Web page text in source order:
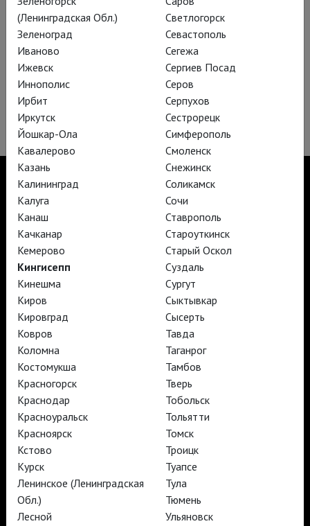
Подписаться на рассылку
TheatreHD
TheatreHD Опера
TheatreHD Балет в кино
АРТ-ЛЕКТОРИЙ В КИНО
TheatreHD
АРТ-ЛЕКТОРИЙ В КИНО
TheatreHD
TheatreHD Опера
TheatreHD Балет в кино
АРТ-ЛЕКТОРИЙ В КИНО
TheatreHD
Подписаться на рассылку
Поддержать
Стать волонтёром
Как организовать показ в вашем городе
(Ленинградская Обл.)
Зеленоград
Иваново
Ижевск
Иннополис
Ирбит
Иркутск
Йошкар-Ола
Кавалерово
Казань
Калининград
Калуга
Канаш
Качканар
Кемерово
Кингисепп
Кинешма
Киров
Кировград
Ковров
Коломна
Костомукша
Красногорск
Краснодар
Красноуральск
Красноярск
Кстово
Курск
Ленинское (Ленинградская
Обл.)
Лесной
Светлогорск
Севастополь
Сегежа
Сергиев Посад
Серов
Серпухов
Сестрорецк
Симферополь
Смоленск
Снежинск
Соликамск
Сочи
Ставрополь
Староуткинск
Старый Оскол
Суздаль
Сургут
Сыктывкар
Сысерть
Тавда
Таганрог
Тамбов
Тверь
Тобольск
Тольятти
Томск
Троицк
Туапсе
Тула
Тюмень
Ульяновск